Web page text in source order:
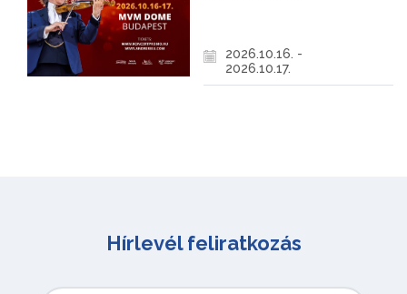
2026.10.16. -
2026.10.17.
Hírlevél feliratkozás